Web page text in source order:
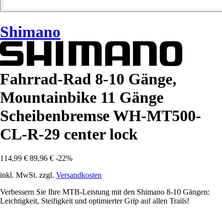
Shimano
Fahrrad-Rad 8-10 Gänge,
Mountainbike 11 Gänge
Scheibenbremse WH-MT500-
CL-R-29 center lock
114,99 € 89,96 € -22%
inkl. MwSt. zzgl. Versandkosten
Verbessern Sie Ihre MTB-Leistung mit den Shimano 8-10 Gängen:
Leichtigkeit, Steifigkeit und optimierter Grip auf allen Trails!